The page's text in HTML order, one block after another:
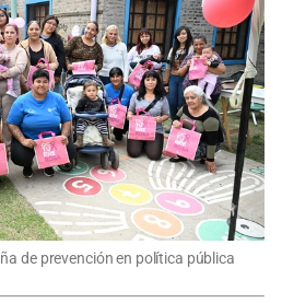
de prevención en política pública